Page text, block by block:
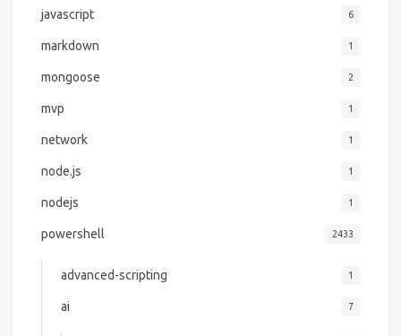
javascript 6
markdown 1
mongoose 2
mvp 1
network 1
node.js 1
nodejs 1
powershell 2433
advanced-scripting 1
ai 7